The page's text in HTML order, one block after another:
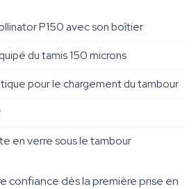
P150 avec son boîtier
du tamis 150 microns
pour le chargement du tambour
en verre sous le tambour
confiance dès la première prise en